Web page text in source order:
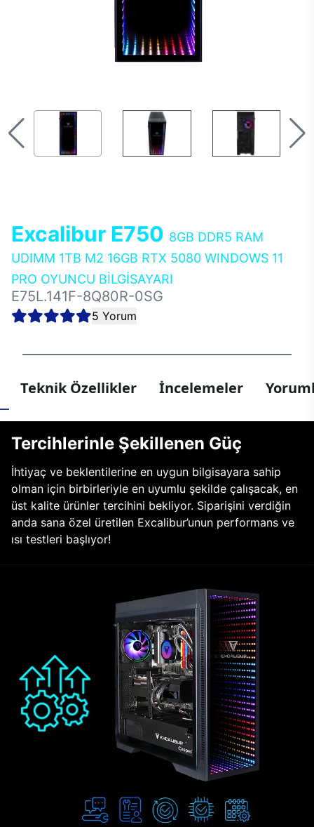
Excalibur E750 8GB DDR5 RAM
UDIMM 1TB M2 16GB RTX 5080 WINDOWS 11
PRO OYUNCU BİLGİSAYARI
E75L.141F-8Q80R-0SG
5 Yorum
Teknik Özellikler İncelemeler
Tercihlerinle Şekillenen Güç
İhtiyaç ve beklentilerine en uygun bilgisayara sahip
olman için birbirleriyle en uyumlu şekilde çalışacak, en
üst kalite ürünler tercihini bekliyor. Siparişini verdiğin
anda sana özel üretilen Excalibur’unun performans ve
ısı testleri başlıyor!